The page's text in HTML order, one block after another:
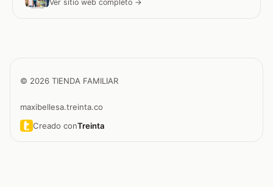
Ver sitio web completo →
© 2026 TIENDA FAMILIAR
maxibellesa.treinta.co
Creado conTreinta